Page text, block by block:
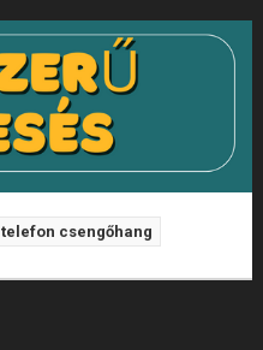
telefon csengőhang